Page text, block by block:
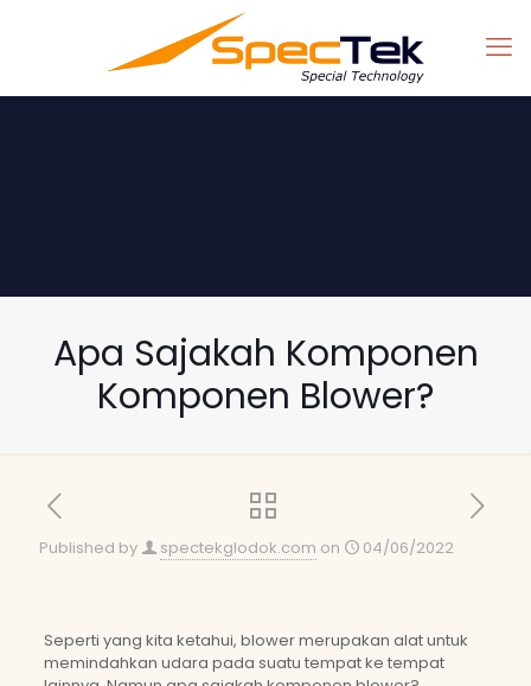
Apa Sajakah Komponen
Komponen Blower?
Published by spectekglodok.com on 04/06/2022
Seperti yang kita ketahui, blower merupakan alat untuk
memindahkan udara pada suatu tempat ke tempat